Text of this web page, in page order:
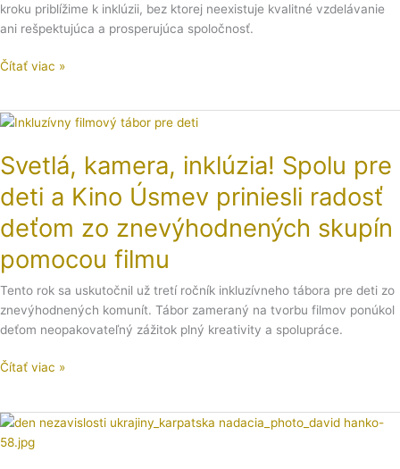
kroku priblížime k inklúzii, bez ktorej neexistuje kvalitné vzdelávanie
ani rešpektujúca a prosperujúca spoločnosť.
Čítať viac »
Svetlá, kamera, inklúzia! Spolu pre
deti a Kino Úsmev priniesli radosť
deťom zo znevýhodnených skupín
pomocou filmu
Tento rok sa uskutočnil už tretí ročník inkluzívneho tábora pre deti zo
znevýhodnených komunít. Tábor zameraný na tvorbu filmov ponúkol
deťom neopakovateľný zážitok plný kreativity a spolupráce.
Svetlá,
inklúzia!
Spolu
pre
deti
a
Kino
Úsmev
priniesli
radosť
deťom
znevýhodnených
pomocou
filmu
Čítať viac »
V
čase